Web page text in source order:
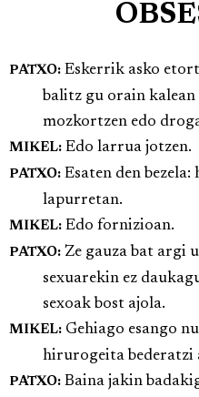
PATXO: Eskerrik asko
balitz gu orain kalean
mozkortzen edo
MIKEL: Edo larrua jotzen.
PATXO: Esaten den
lapurretan.
MIKEL: Edo fornizioan.
PATXO: Ze gauza bat argi
sexuarekin ez
sexoak bost ajola.
MIKEL: Gehiago esango
hirurogeita bederatzi
PATXO: Baina jakin